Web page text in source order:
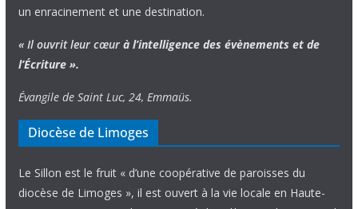
un enracinement et une destination.
« Il ouvrit leur cœur à l’intelligence des évènements et de
l’Écriture ».
Évangile de Saint Luc, 24, Emmaüs.
Diocèse de Limoges
Le Sillon est le fruit « d’une coopérative de paroisses du
diocèse de Limoges », il est ouvert à la vie locale en Haute-